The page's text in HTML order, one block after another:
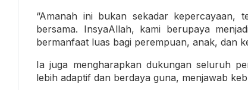
“Amanah ini bukan sekadar kepercayaan,
bersama. InsyaAllah, kami berupaya
bermanfaat luas bagi perempuan, anak, dan
Ia juga mengharapkan dukungan seluruh
lebih adaptif dan berdaya guna, menjawab